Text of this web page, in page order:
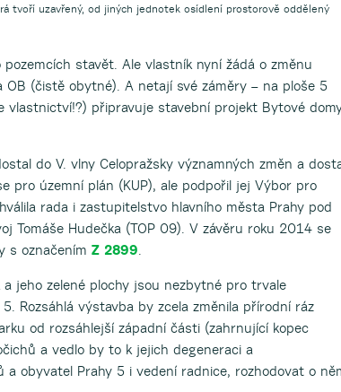
tvoří uzavřený, od jiných jednotek osídlení prostorově oddělený
stavět. Ale vlastník nyní žádá o změnu
OB (čistě obytné). A netají své záměry – na ploše 5
připravuje stavební projekt Bytové
do V. vlny Celopražsky významných změn a
pro územní plán (KUP), ale podpořil jej Výbor pro
rada i zastupitelstvo hlavního města Prahy pod
Tomáše Hudečka (TOP 09). V závěru roku 2014 se
s označením Z 2899.
jeho zelené plochy jsou nezbytné pro trvale
Rozsáhlá výstavba by zcela změnila přírodní ráz
od rozsáhlejší západní části (zahrnující kopec
a vedlo by to k jejich degeneraci a
a obyvatel Prahy 5 i vedení radnice, rozhodovat o